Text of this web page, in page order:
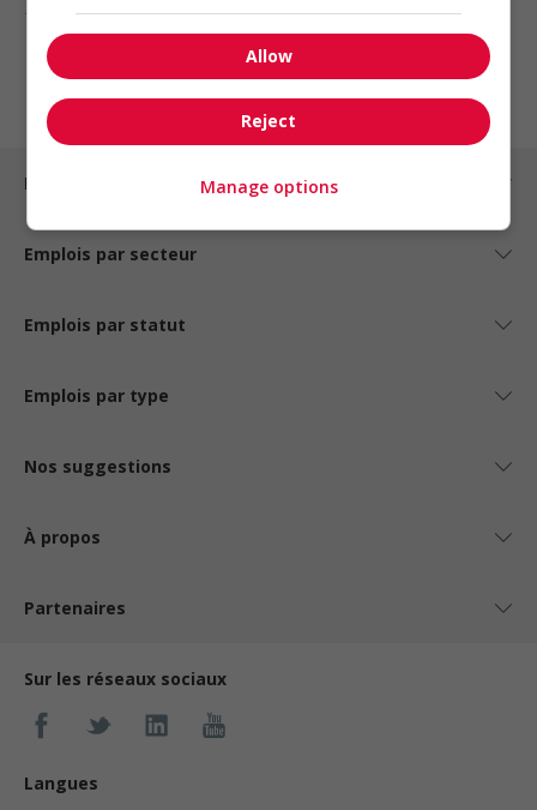
1 - 1 de 1 résultats
1
Emplois par ville
Emplois par secteur
Emplois par statut
Emplois par type
Nos suggestions
À propos
Partenaires
Sur les réseaux sociaux
Langues
Allow
Reject
Manage options